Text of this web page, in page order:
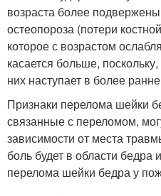
возраста более
остеопороза (потери
которое с возрастом
касается больше,
них наступает в более
Признаки перелома шейки
связанные с переломом,
зависимости от места
боль будет в области
перелома шейки бедра у